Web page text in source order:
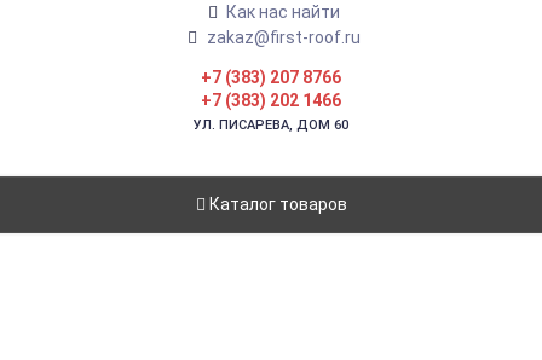
Как нас найти
zakaz@first-roof.ru
+7 (383) 207 8766
+7 (383) 202 1466
УЛ. ПИСАРЕВА, ДОМ 60
Каталог товаров